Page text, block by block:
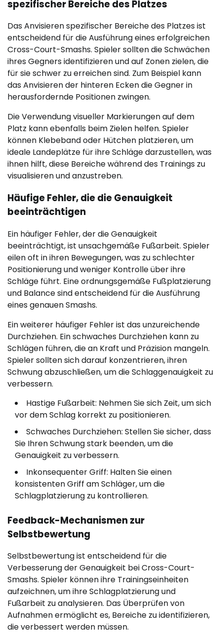
spezifischer Bereiche des Platzes
Das Anvisieren spezifischer Bereiche des Platzes ist
entscheidend für die Ausführung eines erfolgreichen
Cross-Court-Smashs. Spieler sollten die Schwächen
ihres Gegners identifizieren und auf Zonen zielen, die
für sie schwer zu erreichen sind. Zum Beispiel kann
das Anvisieren der hinteren Ecken die Gegner in
herausfordernde Positionen zwingen.
Die Verwendung visueller Markierungen auf dem
Platz kann ebenfalls beim Zielen helfen. Spieler
können Klebeband oder Hütchen platzieren, um
ideale Landeplätze für ihre Schläge darzustellen, was
ihnen hilft, diese Bereiche während des Trainings zu
visualisieren und anzustreben.
Häufige Fehler, die die Genauigkeit
beeinträchtigen
Ein häufiger Fehler, der die Genauigkeit
beeinträchtigt, ist unsachgemäße Fußarbeit. Spieler
eilen oft in ihren Bewegungen, was zu schlechter
Positionierung und weniger Kontrolle über ihre
Schläge führt. Eine ordnungsgemäße Fußplatzierung
und Balance sind entscheidend für die Ausführung
eines genauen Smashs.
Ein weiterer häufiger Fehler ist das unzureichende
Durchziehen. Ein schwaches Durchziehen kann zu
Schlägen führen, die an Kraft und Präzision mangeln.
Spieler sollten sich darauf konzentrieren, ihren
Schwung abzuschließen, um die Schlaggenauigkeit zu
verbessern.
Hastige Fußarbeit: Nehmen Sie sich Zeit, um sich
vor dem Schlag korrekt zu positionieren.
Schwaches Durchziehen: Stellen Sie sicher, dass
Sie Ihren Schwung stark beenden, um die
Genauigkeit zu verbessern.
Inkonsequenter Griff: Halten Sie einen
konsistenten Griff am Schläger, um die
Schlagplatzierung zu kontrollieren.
Feedback-Mechanismen zur
Selbstbewertung
Selbstbewertung ist entscheidend für die
Verbesserung der Genauigkeit bei Cross-Court-
Smashs. Spieler können ihre Trainingseinheiten
aufzeichnen, um ihre Schlagplatzierung und
Fußarbeit zu analysieren. Das Überprüfen von
Aufnahmen ermöglicht es, Bereiche zu identifizieren,
die verbessert werden müssen.